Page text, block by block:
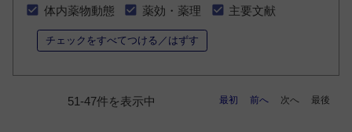
体内薬物動態
薬効・薬理 主要文献
チェックをすべてつける／はずす
51-47件を表示中 最初 前へ 次へ 最後